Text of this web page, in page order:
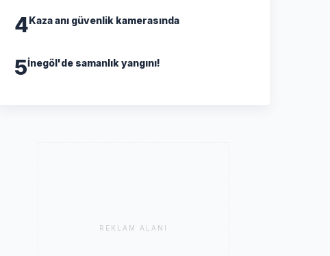
4Kaza anı güvenlik kamerasında
5İnegöl'de samanlık yangını!
REKLAM ALANI